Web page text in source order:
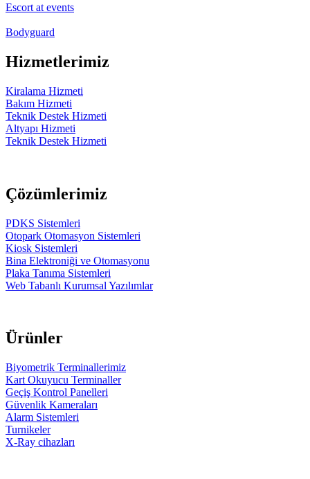
Escort at events
Bodyguard
Hizmetlerimiz
Kiralama Hizmeti
Bakım Hizmeti
Teknik Destek Hizmeti
Altyapı Hizmeti
Teknik Destek Hizmeti
Çözümlerimiz
PDKS Sistemleri
Otopark Otomasyon Sistemleri
Kiosk Sistemleri
Bina Elektroniği ve Otomasyonu
Plaka Tanıma Sistemleri
Web Tabanlı Kurumsal Yazılımlar
Ürünler
Biyometrik Terminallerimiz
Kart Okuyucu Terminaller
Geçiş Kontrol Panelleri
Güvenlik Kameraları
Alarm Sistemleri
Turnikeler
X-Ray cihazları